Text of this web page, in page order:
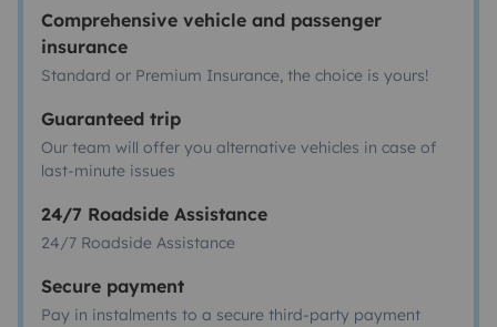
Comprehensive vehicle and passenger
insurance
Standard or Premium Insurance, the choice is yours!
Guaranteed trip
Our team will offer you alternative vehicles in case of
last-minute issues
24/7 Roadside Assistance
24/7 Roadside Assistance
Secure payment
Pay in instalments to a secure third-party payment